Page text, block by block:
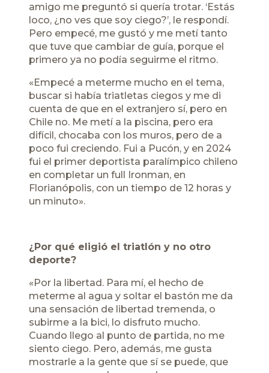
amigo me preguntó si quería trotar. ‘Estás
loco, ¿no ves que soy ciego?’, le respondí.
Pero empecé, me gustó y me metí tanto
que tuve que cambiar de guía, porque el
primero ya no podía seguirme el ritmo.
«Empecé a meterme mucho en el tema,
buscar si había triatletas ciegos y me di
cuenta de que en el extranjero sí, pero en
Chile no. Me metí a la piscina, pero era
difícil, chocaba con los muros, pero de a
poco fui creciendo. Fui a Pucón, y en 2024
fui el primer deportista paralímpico chileno
en completar un full Ironman, en
Florianópolis, con un tiempo de 12 horas y
un minuto».
¿Por qué eligió el triatlón y no otro
deporte?
«Por la libertad. Para mí, el hecho de
meterme al agua y soltar el bastón me da
una sensación de libertad tremenda, o
subirme a la bici, lo disfruto mucho.
Cuando llego al punto de partida, no me
siento ciego. Pero, además, me gusta
mostrarle a la gente que sí se puede, que